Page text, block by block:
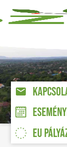
EU